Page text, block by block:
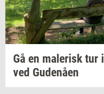
Gå en ma­le­risktur i
ved Gu­denå­en